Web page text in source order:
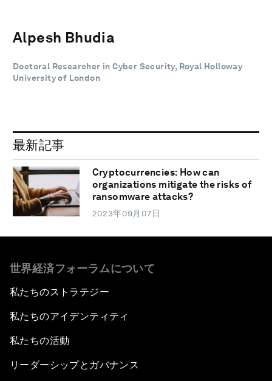
Alpesh Bhudia
Doctoral Researcher in Cyber Security, Royal Holloway
University of London
最新記事
Cryptocurrencies: How can
organizations mitigate the risks of
ransomware attacks?
2023年09月07日
世界経済フォーラムについて
私たちのストラテジー
私たちのアイデンティティ
私たちの活動
リーダーシップとガバナンス